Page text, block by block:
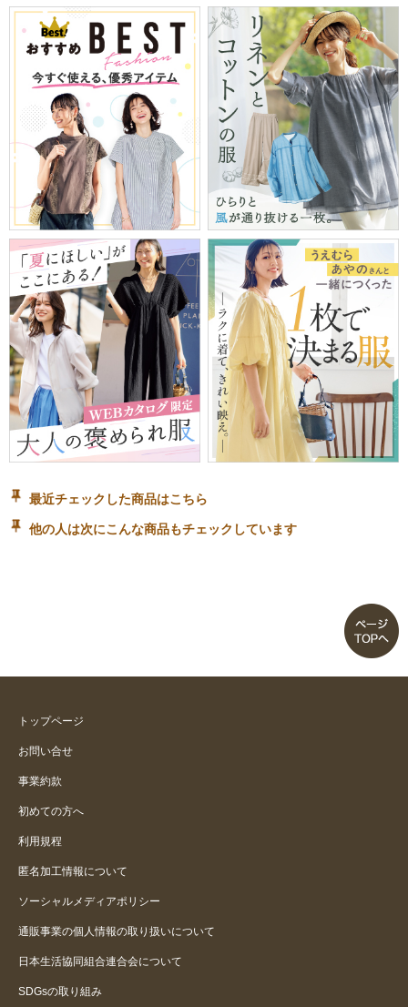
最近チェックした商品はこちら
他の人は次にこんな商品もチェックしています
トップページ
お問い合せ
事業約款
初めての方へ
利用規程
匿名加工情報について
ソーシャルメディアポリシー
通販事業の個人情報の取り扱いについて
日本生活協同組合連合会について
SDGsの取り組み